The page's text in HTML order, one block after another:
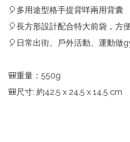
🎈多用途型格手提背咩兩用背囊
🎈長方形設計配合特大前袋，方
🎈日常出街、戶外活動、運動做
🎒重量：550g